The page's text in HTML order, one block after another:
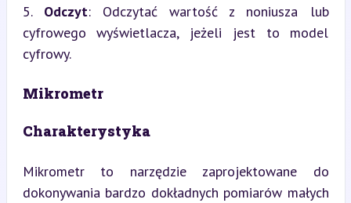
5. Odczyt: Odczytać wartość z noniusza lub
cyfrowego wyświetlacza, jeżeli jest to model
cyfrowy.
Mikrometr
Charakterystyka
Mikrometr to narzędzie zaprojektowane do
dokonywania bardzo dokładnych pomiarów małych